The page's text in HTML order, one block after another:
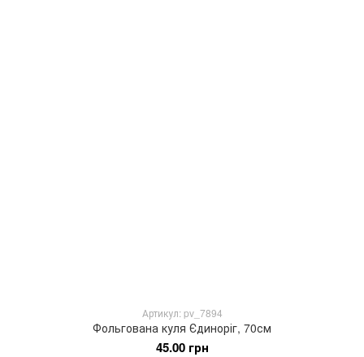
Артикул: pv_7894
Фольгована куля Єдиноріг, 70см
45.00 грн